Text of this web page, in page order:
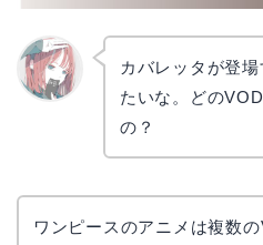
カバレッタが登
たいな。どの
の？
ワンピースのアニメは複数